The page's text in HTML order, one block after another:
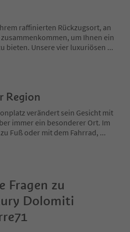
raffinierten Rückzugsort, an
um Ihnen ein
bieten. Unsere vier luxuriösen ...
Region
verändert sein Gesicht mit
immer ein besonderer Ort. Im
Fuß oder mit dem Fahrrad, ...
Fragen zu
Dolomiti